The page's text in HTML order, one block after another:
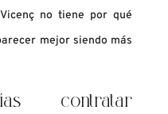
no tiene por qué
mejor siendo más
contratar